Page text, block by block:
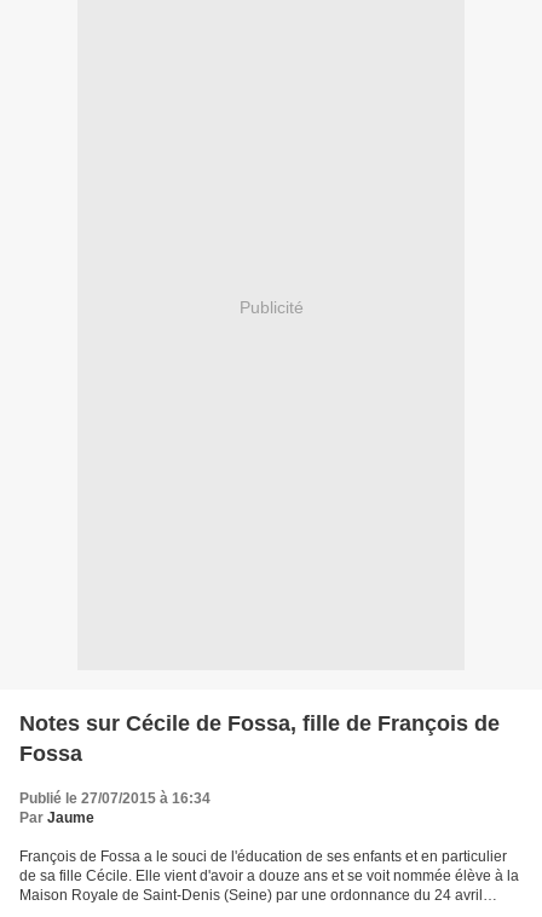
Publicité
Notes sur Cécile de Fossa, fille de François de
Fossa
Publié le 27/07/2015 à 16:34
Par Jaume
François de Fossa a le souci de l'éducation de ses enfants et en particulier
de sa fille Cécile. Elle vient d'avoir a douze ans et se voit nommée élève à la
Maison Royale de Saint-Denis (Seine) par une ordonnance du 24 avril